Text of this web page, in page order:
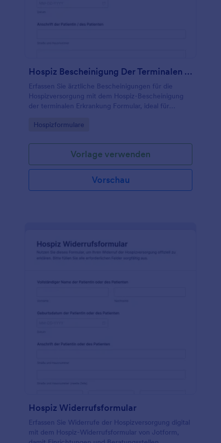
Hospiz Bescheinigung Der Terminalen Erkrankung Formular
Erfassen Sie ärztliche Bescheinigungen für die
Hospizversorgung mit dem Hospiz-Bescheinigung
der terminalen Erkrankung Formular, ideal für
Datenerfassung und Verwaltung von
Go to Category:
Hospizformulare
Vorlage verwenden
Vorschau
Hospiz Widerrufsformular
Erfassen Sie Widerrufe der Hospizversorgung digital
mit dem Hospiz-Widerrufsformular von Jotform,